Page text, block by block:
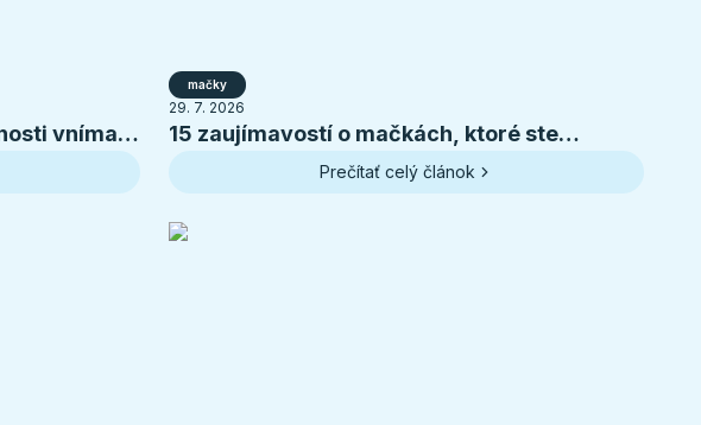
vníma
mačky
29. 7. 2026
15 zaujímavostí o mačkách, ktoré ste
pravdepodobne nevedeli
Prečítať celý článok